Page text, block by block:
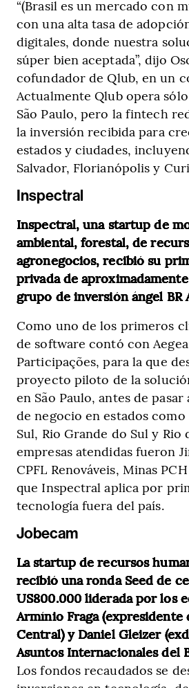
“(Brasil es un mercado con
con una alta tasa de
digitales, donde nuestra
súper bien aceptada”, dijo
cofundador de Qlub, en un
Actualmente Qlub opera
São Paulo, pero la fintech
la inversión recibida para
estados y ciudades,
Salvador, Florianópolis y
Inspectral
Inspectral, una startup de
ambiental, forestal, de
agronegocios, recibió su
privada de
grupo de inversión ángel BR
Como uno de los primeros
de software contó con
Participações, para la que
proyecto piloto de la
en São Paulo, antes de
de negocio en estados
Sul, Rio Grande do Sul y Rio
empresas atendidas fueron
CPFL Renováveis, Minas
que Inspectral aplica por
tecnología fuera del país.
Jobecam
La startup de recursos
recibió una ronda Seed de
US800.000 liderada por los
Armínio Fraga (expresidente
Central) y Daniel Gleizer
Asuntos Internacionales del
Los fondos recaudados se